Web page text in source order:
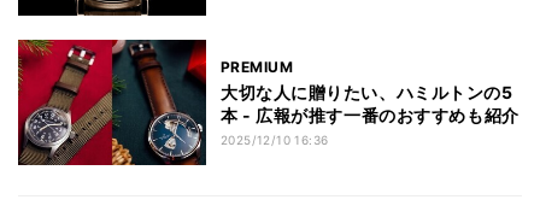
PREMIUM
大切な人に贈りたい、ハミルトンの5
本 - 広報が推す一番のおすすめも紹介
2025/12/10 16:36